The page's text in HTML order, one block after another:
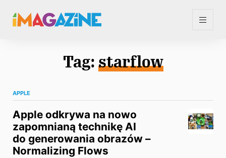
Tag: starflow
APPLE
Apple odkrywa na nowo
zapomnianą technikę AI
do generowania obrazów –
Normalizing Flows